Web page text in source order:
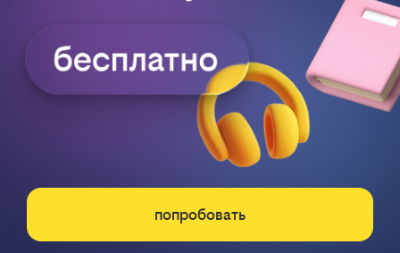
попробовать